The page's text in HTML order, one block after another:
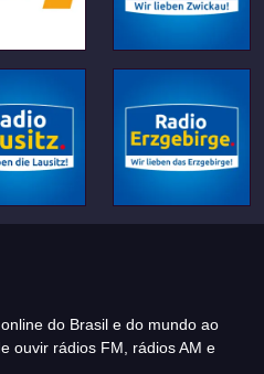
do Brasil e do mundo ao
ouvir rádios FM, rádios AM e